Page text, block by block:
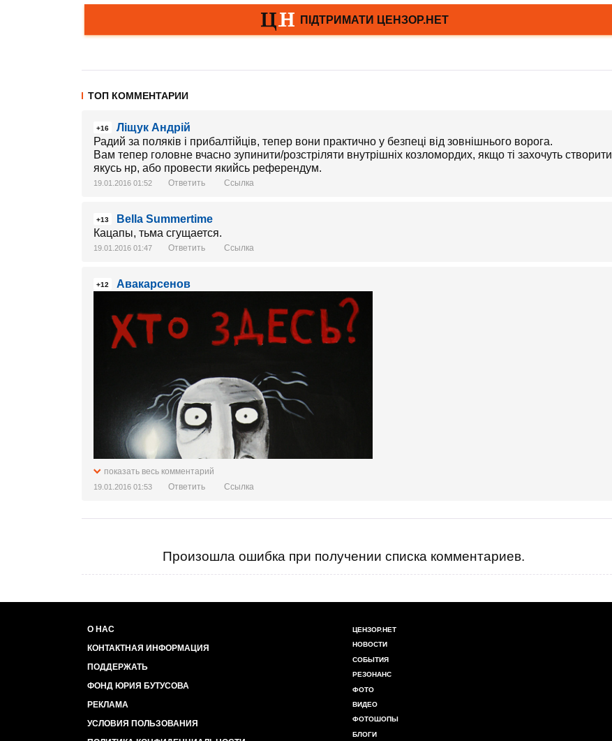
ТОП КОММЕНТАРИИ
+16
Ліщук Андрій
Радий за поляків і прибалтійців, тепер вони практично у безпеці від зовнішнього ворога.
Вам тепер головне вчасно зупинити/розстріляти внутрішніх козломордих, якщо ті захочуть створити
якусь нр, або провести якийсь референдум.
19.01.2016 01:52 Ответить Ссылка
+13
Bella Summertime
Кацапы, тьма сгущается.
19.01.2016 01:47 Ответить Ссылка
+12 Авакарсенов
показать весь комментарий
19.01.2016 01:53 Ответить Ссылка
Произошла ошибка при получении списка комментариев.
О НАС
КОНТАКТНАЯ ИНФОРМАЦИЯ
ПОДДЕРЖАТЬ
ФОНД ЮРИЯ БУТУСОВА
РЕКЛАМА
УСЛОВИЯ ПОЛЬЗОВАНИЯ
ЦЕНЗОР.НЕТ
НОВОСТИ
СОБЫТИЯ
РЕЗОНАНС
ФОТО
ВИДЕО
ФОТОШОПЫ
БЛОГИ